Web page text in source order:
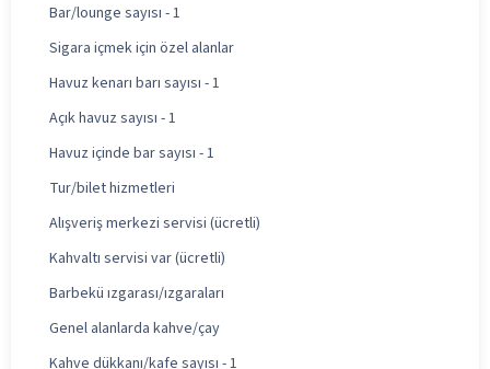
Bar/lounge sayısı - 1
Sigara içmek için özel alanlar
Havuz kenarı barı sayısı - 1
Açık havuz sayısı - 1
Havuz içinde bar sayısı - 1
Tur/bilet hizmetleri
Alışveriş merkezi servisi (ücretli)
Kahvaltı servisi var (ücretli)
Barbekü ızgarası/ızgaraları
Genel alanlarda kahve/çay
Kahve dükkanı/kafe sayısı - 1